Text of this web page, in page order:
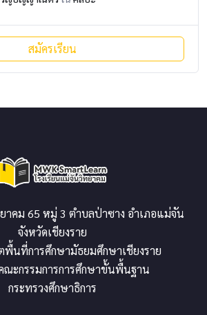
สมัครเรียน
าคม 65 หมู่ 3 ตำบลป่าซาง อำเภอแม่จัน
จังหวัดเชียงราย
พื้นที่การศึกษามัธยมศึกษาเชียงราย
ณะกรรมการการศึกษาขั้นพื้นฐาน
กระทรวงศึกษาธิการ